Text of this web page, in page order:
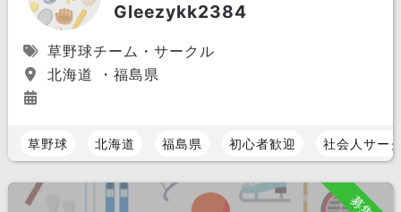
Gleezykk2384
草野球チーム・サークル
北海道 ・福島県
草野球 北海道 福島県 初心者歓迎 社会人サー